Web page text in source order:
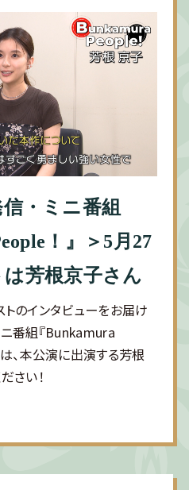
・ミニ番組
！』＞5月27
芳根京子さん
のインタビューをお届け
番組『Bunkamura
、本公演に出演する芳根
さい！